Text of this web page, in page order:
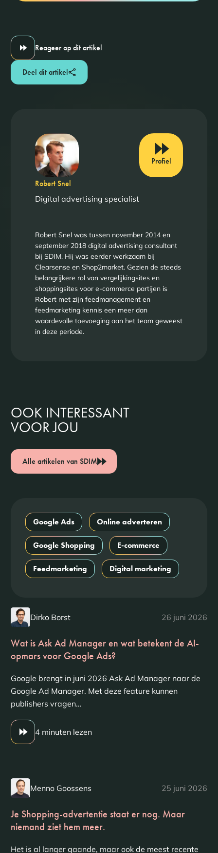
Reageer op dit artikel
Deel dit artikel
Robert Snel
Digital advertising specialist
Profiel
Robert Snel was tussen november 2014 en
september 2018 digital advertising consultant
bij SDIM. Hij was eerder werkzaam bij
Clearsense en Shop2market. Gezien de steeds
belangrijkere rol van vergelijkingsites en
shoppingsites voor e-commerce partijen is
Robert met zijn feedmanagement en
feedmarketing kennis een meer dan
waardevolle toevoeging aan het team geweest
in deze periode.
OOK INTERESSANT
VOOR JOU
Alle artikelen van SDIM
Google Ads Online adverteren
Google Shopping E-commerce
Feedmarketing Digital marketing
Dirko Borst 26 juni 2026
Wat is Ask Ad Manager en wat betekent de AI-
opmars voor Google Ads?
Google brengt in juni 2026 Ask Ad Manager naar de
Google Ad Manager. Met deze feature kunnen
publishers vragen…
4 minuten lezen
Menno Goossens 25 juni 2026
Je Shopping-advertentie staat er nog. Maar
niemand ziet hem meer.
Het is al langer gaande, maar ook de meest recente